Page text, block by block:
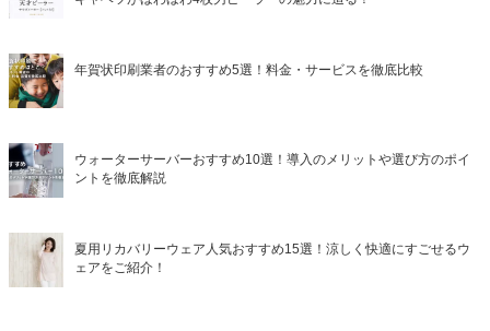
年賀状印刷業者のおすすめ5選！料金・サービスを徹底比較
ウォーターサーバーおすすめ10選！導入のメリットや選び方のポイ
ントを徹底解説
夏用リカバリーウェア人気おすすめ15選！涼しく快適にすごせるウ
ェアをご紹介！